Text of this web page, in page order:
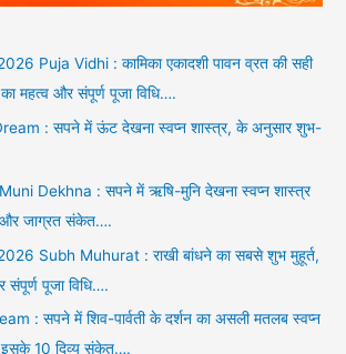
Puja Vidhi : कामिका एकादशी पावन व्रत की सही
महत्व और संपूर्ण पूजा विधि….
: सपने में ऊंट देखना स्वप्न शास्त्र, के अनुसार शुभ-
Dekhna : सपने में ऋषि-मुनि देखना स्वप्न शास्त्र
जाग्रत संकेत….
Subh Muhurat : राखी बांधने का सबसे शुभ मुहूर्त,
संपूर्ण पूजा विधि….
: सपने में शिव-पार्वती के दर्शन का असली मतलब स्वप्न
10 दिव्य संकेत….